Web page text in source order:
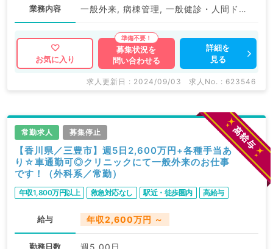
業務内容 一般外来, 病棟管理, 一般健診・人間ドック
お気に入り
募集状況を
問い合わせる
詳細を
見る
求人更新日 : 2024/09/03 求人No. : 623546
常勤求人 募集停止
【香川県／三豊市】週5日2,600万円+各種手当あ
り☆車通勤可◎クリニックにて一般外来のお仕事
です！（外科系／常勤）
年収1,800万円以上 救急対応なし 駅近・徒歩圏内 高給与
給与 年収2,600万円 ～
勤務日数 週5.00日